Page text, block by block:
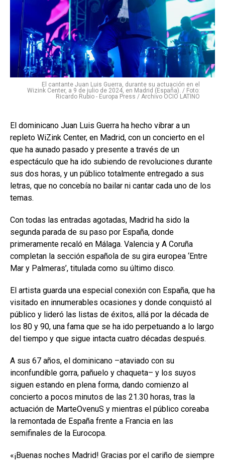
El cantante Juan Luis Guerra, durante su actuación en el
Wizink Center, a 9 de julio de 2024, en Madrid (España). / Foto:
Ricardo Rubio - Europa Press / Archivo OCIO LATINO
El dominicano Juan Luis Guerra ha hecho vibrar a un
repleto WiZink Center, en Madrid, con un concierto en el
que ha aunado pasado y presente a través de un
espectáculo que ha ido subiendo de revoluciones durante
sus dos horas, y un público totalmente entregado a sus
letras, que no concebía no bailar ni cantar cada uno de los
temas.
Con todas las entradas agotadas, Madrid ha sido la
segunda parada de su paso por España, donde
primeramente recaló en Málaga. Valencia y A Coruña
completan la sección española de su gira europea ‘Entre
Mar y Palmeras’, titulada como su último disco.
El artista guarda una especial conexión con España, que ha
visitado en innumerables ocasiones y donde conquistó al
público y lideró las listas de éxitos, allá por la década de
los 80 y 90, una fama que se ha ido perpetuando a lo largo
del tiempo y que sigue intacta cuatro décadas después.
A sus 67 años, el dominicano –ataviado con su
inconfundible gorra, pañuelo y chaqueta– y los suyos
siguen estando en plena forma, dando comienzo al
concierto a pocos minutos de las 21.30 horas, tras la
actuación de MarteOvenuS y mientras el público coreaba
la remontada de España frente a Francia en las
semifinales de la Eurocopa.
«¡Buenas noches Madrid! Gracias por el cariño de siempre